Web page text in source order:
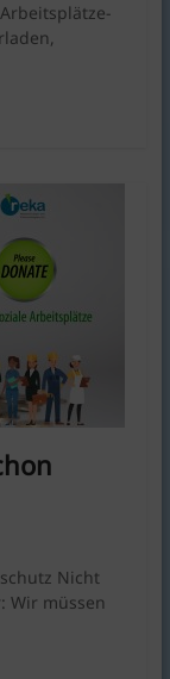
Nicht
Wir müssen